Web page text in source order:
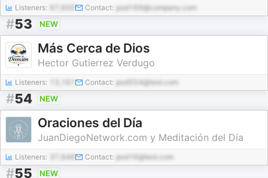
Listeners: Contact: pod169@company.com
#53 NEW
Más Cerca de Dios
Hector Gutierrez Verdugo
Listeners: Contact: pod554@test.com
#54 NEW
Oraciones del Día
JuanDiegoNetwork.com y Meditación del Día
Listeners: 37,646 Contact: pod16@test.com
#55 NEW